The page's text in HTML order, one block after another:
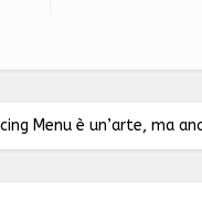
Menu è un’arte, ma